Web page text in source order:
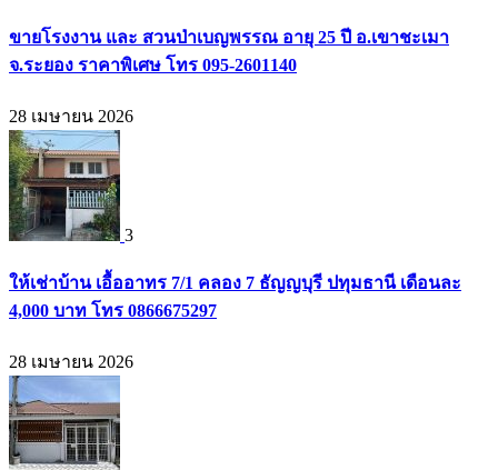
ขายโรงงาน และ สวนป่าเบญพรรณ อายุ 25 ปี อ.เขาชะเมา
จ.ระยอง ราคาพิเศษ โทร 095-2601140
28 เมษายน 2026
3
ให้เช่าบ้าน เอื้ออาทร 7/1 คลอง 7 ธัญญบุรี ปทุมธานี เดือนละ
4,000 บาท โทร 0866675297
28 เมษายน 2026